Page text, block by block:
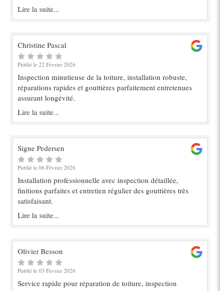
Lire la suite...
Christine Pascal
Publié le 22 Février 2026
Inspection minutieuse de la toiture, installation robuste,
réparations rapides et gouttières parfaitement entretenues
assurant longévité.
Lire la suite...
Signe Pedersen
Publié le 06 Février 2026
Installation professionnelle avec inspection détaillée,
finitions parfaites et entretien régulier des gouttières très
satisfaisant.
Lire la suite...
Olivier Besson
Publié le 03 Février 2026
Service rapide pour réparation de toiture, inspection